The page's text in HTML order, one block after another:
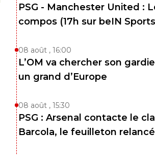
PSG - Manchester United :
compos (17h sur beIN Sports
08 août , 16:00
L’OM va chercher son
un grand d’Europe
08 août , 15:30
PSG : Arsenal contacte le
Barcola, le feuilleton relancé